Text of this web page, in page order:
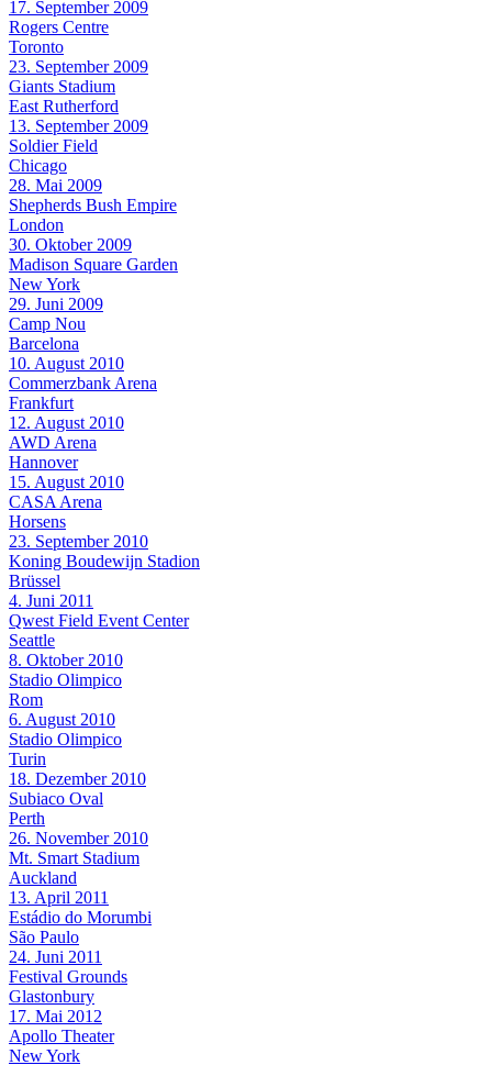
17. September 2009
Rogers Centre
Toronto
23. September 2009
Giants Stadium
East Rutherford
13. September 2009
Soldier Field
Chicago
28. Mai 2009
Shepherds Bush Empire
London
30. Oktober 2009
Madison Square Garden
New York
29. Juni 2009
Camp Nou
Barcelona
10. August 2010
Commerzbank Arena
Frankfurt
12. August 2010
AWD Arena
Hannover
15. August 2010
CASA Arena
Horsens
23. September 2010
Koning Boudewijn Stadion
Brüssel
4. Juni 2011
Qwest Field Event Center
Seattle
8. Oktober 2010
Stadio Olimpico
Rom
6. August 2010
Stadio Olimpico
Turin
18. Dezember 2010
Subiaco Oval
Perth
26. November 2010
Mt. Smart Stadium
Auckland
13. April 2011
Estádio do Morumbi
São Paulo
24. Juni 2011
Festival Grounds
Glastonbury
17. Mai 2012
Apollo Theater
New York